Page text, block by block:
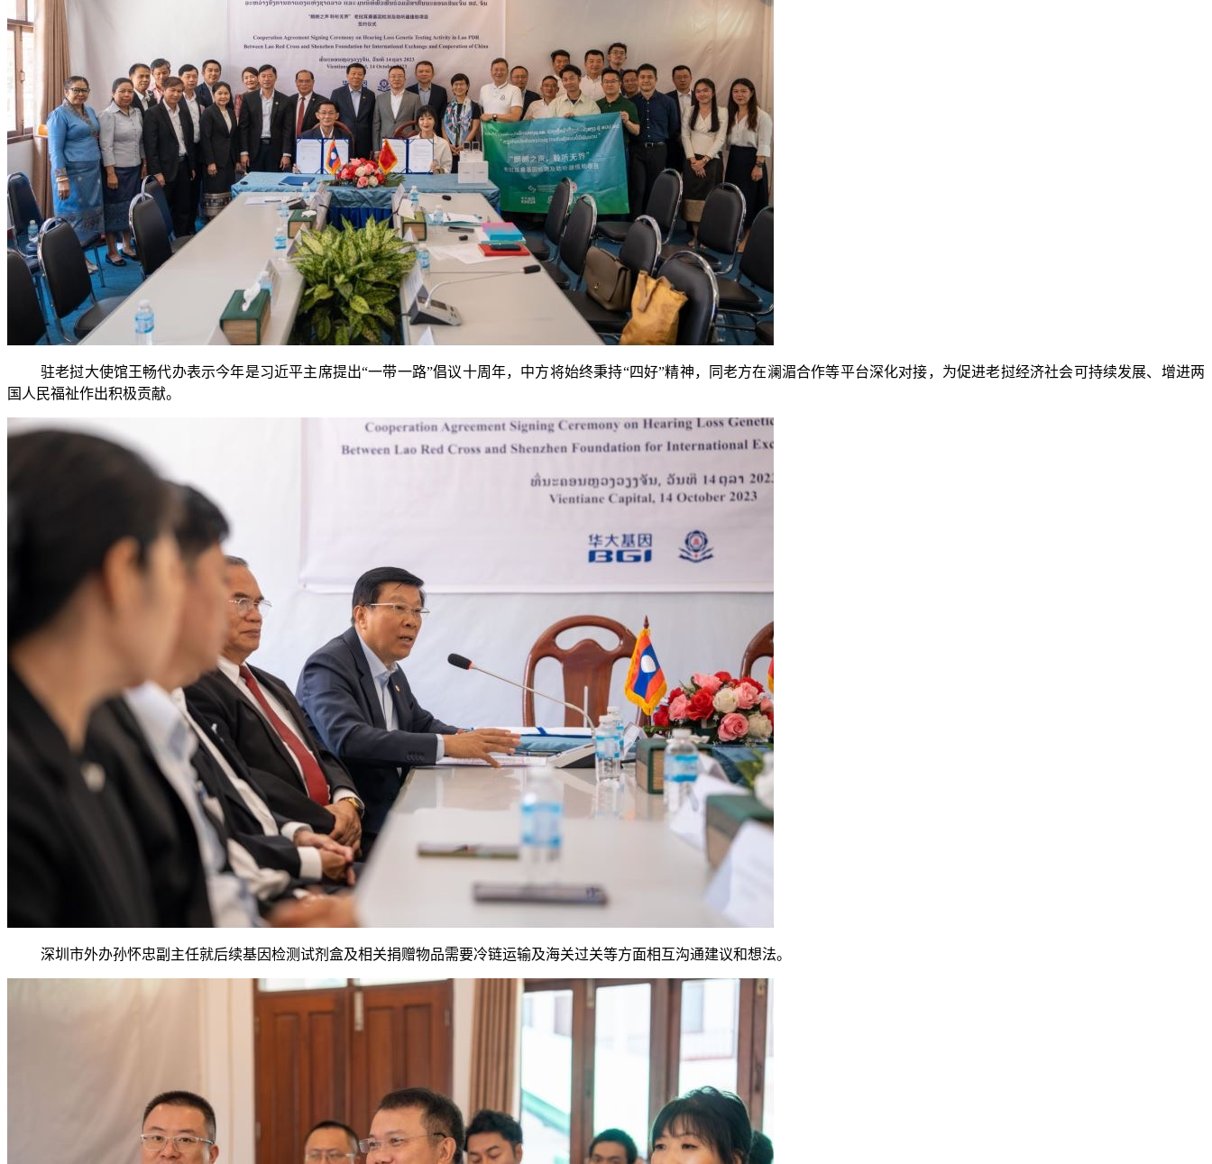
驻老挝大使馆王畅代办表示今年是习近平主席提出“一带一路”倡议十周年，中方将始终秉持“四好”精神，同老方在澜湄合作等平台深化对接，为促进老挝经济社会可持续发展、增进两
国人民福祉作出积极贡献。
深圳市外办孙怀忠副主任就后续基因检测试剂盒及相关捐赠物品需要冷链运输及海关过关等方面相互沟通建议和想法。